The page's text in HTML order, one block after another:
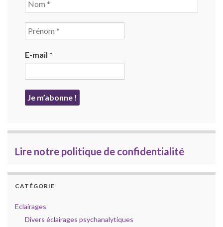
E-mail *
Lire notre politique de confidentialité
CATÉGORIE
Eclairages
Divers éclairages psychanalytiques